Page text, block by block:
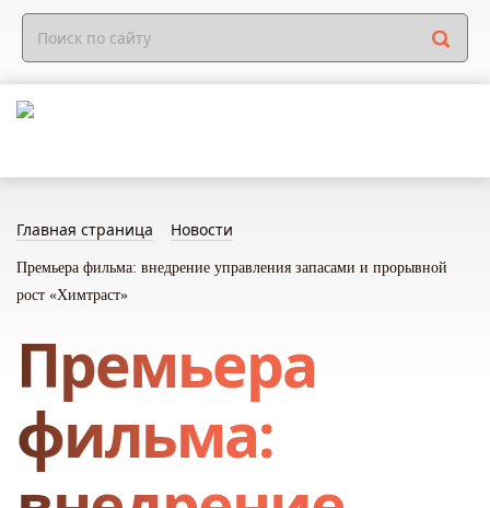
Главная страница Новости
Премьера фильма: внедрение управления запасами и прорывной
рост «Химтраст»
Премьера
фильма: